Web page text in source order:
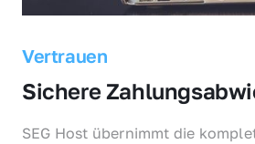
Vertrauen
Sichere
SEG Host übernimmt die